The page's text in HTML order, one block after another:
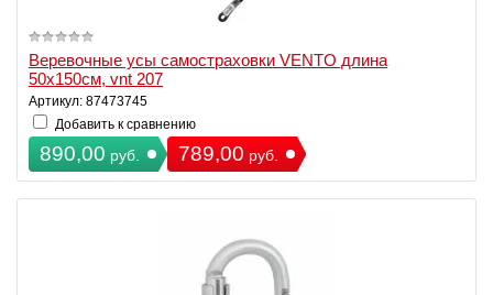
Веревочные усы самостраховки VENTO длина
50х150см, vnt 207
Артикул: 87473745
Добавить к сравнению
890,00 руб. 789,00 руб.